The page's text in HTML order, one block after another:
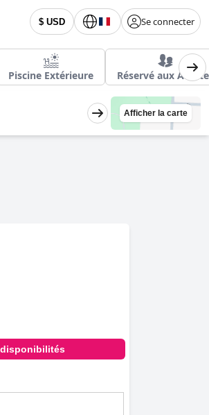
$ USD Se connecter
Piscine Extérieure Réservé aux
Afficher la carte